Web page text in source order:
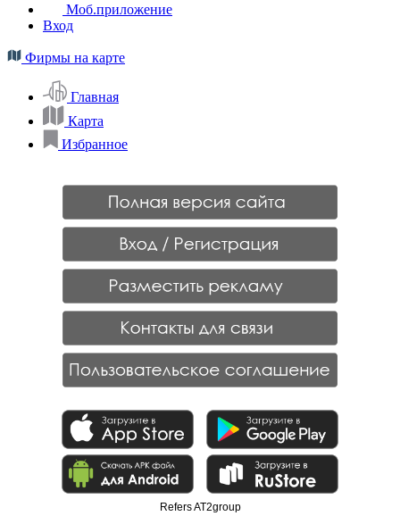
Моб.приложение
Вход
Фирмы на карте
Главная
Карта
Избранное
Refers AT2group